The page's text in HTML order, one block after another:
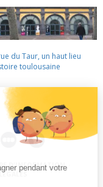
du Taur, un haut lieu
toulousaine
D'INFORMATION